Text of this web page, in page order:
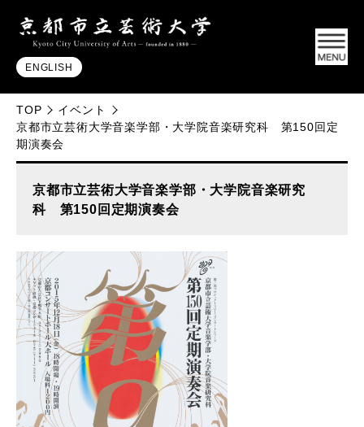
ENGLISH
TOP
イベント
京都市立芸術大学音楽学部・大学院音楽研究科 第150回定
期演奏会
京都市立芸術大学音楽学部・大学院音楽研究
科 第150回定期演奏会